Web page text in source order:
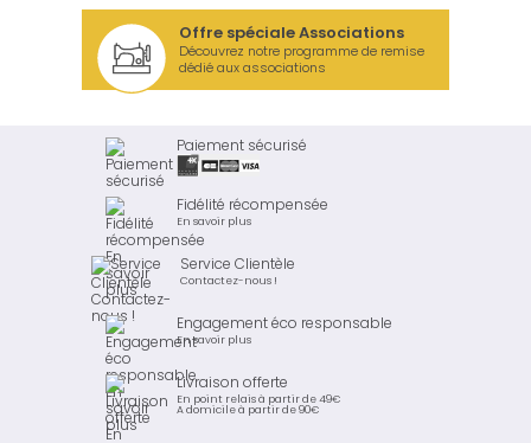
Offre spéciale Associations
Découvrez notre programme de remise
dédié aux associations
Paiement sécurisé
Fidélité récompensée
En savoir plus
Service Clientèle
Contactez-nous !
Engagement éco responsable
En savoir plus
Livraison offerte
En point relais à partir de 49€
A domicile à partir de 90€